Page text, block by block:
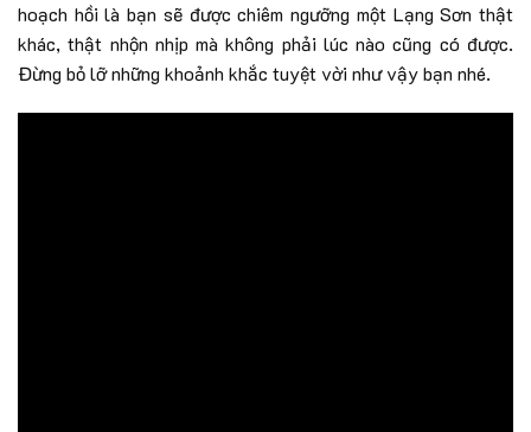
hoạch hồi là bạn sẽ được chiêm ngưỡng một Lạng Sơn thật
khác, thật nhộn nhịp mà không phải lúc nào cũng có được.
Đừng bỏ lỡ những khoảnh khắc tuyệt vời như vậy bạn nhé.